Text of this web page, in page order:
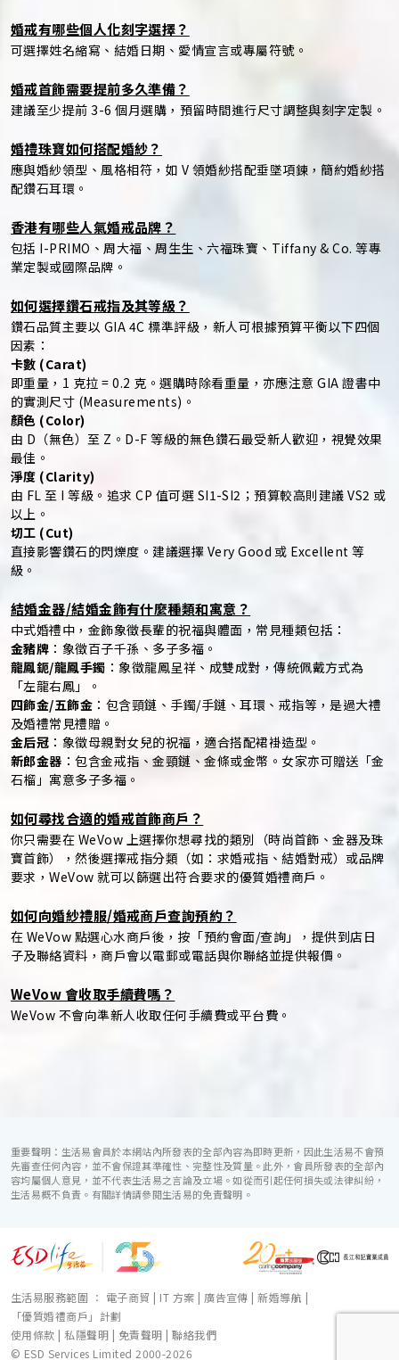
婚戒有哪些個人化刻字選擇？
可選擇姓名縮寫、結婚日期、愛情宣言或專屬符號。
婚戒首飾需要提前多久準備？
建議至少提前 3-6 個月選購，預留時間進行尺寸調整與刻字定製。
婚禮珠寶如何搭配婚紗？
應與婚紗領型、風格相符，如 V 領婚紗搭配垂墜項鍊，簡約婚紗搭
配鑽石耳環。
香港有哪些人氣婚戒品牌？
包括 I-PRIMO、周大福、周生生、六福珠寶、Tiffany & Co. 等專
業定製或國際品牌。
如何選擇鑽石戒指及其等級？
鑽石品質主要以 GIA 4C 標準評級，新人可根據預算平衡以下四個
因素：
卡數 (Carat)
即重量，1 克拉 = 0.2 克。選購時除看重量，亦應注意 GIA 證書中
的實測尺寸 (Measurements)。
顏色 (Color)
由 D（無色）至 Z。D-F 等級的無色鑽石最受新人歡迎，視覺效果
最佳。
淨度 (Clarity)
由 FL 至 I 等級。追求 CP 值可選 SI1-SI2；預算較高則建議 VS2 或
以上。
切工 (Cut)
直接影響鑽石的閃爍度。建議選擇 Very Good 或 Excellent 等
級。
結婚金器/結婚金飾有什麼種類和寓意？
中式婚禮中，金飾象徵長輩的祝福與體面，常見種類包括：
金豬牌 ：象徵百子千孫、多子多福。
龍鳳鈪/龍鳳手鐲 ：象徵龍鳳呈祥、成雙成對，傳統佩戴方式為
「左龍右鳳」。
四飾金/五飾金 ：包含頸鏈、手鐲/手鏈、耳環、戒指等，是過大禮
及婚禮常見禮贈。
金后冠 ：象徵母親對女兒的祝福，適合搭配裙褂造型。
新郎金器 ：包含金戒指、金頸鏈、金條或金幣。女家亦可贈送「金
石榴」寓意多子多福。
如何尋找合適的婚戒首飾商戶？
你只需要在 WeVow 上選擇你想尋找的類別（時尚首飾、金器及珠
寶首飾），然後選擇戒指分類（如：求婚戒指、結婚對戒）或品牌
要求，WeVow 就可以篩選出符合要求的優質婚禮商戶。
如何向婚紗禮服/婚戒商戶查詢預約？
在 WeVow 點選心水商戶後，按「預約會面/查詢」，提供到店日
子及聯絡資料，商戶會以電郵或電話與你聯絡並提供報價。
WeVow 會收取手續費嗎？
WeVow 不會向準新人收取任何手續費或平台費。
重要聲明：生活易會員於本網站內所發表的全部內容為即時更新，因此生活易不會預
先審查任何內容，並不會保證其準確性、完整性及質量。此外，會員所發表的全部內
容均屬個人意見，並不代表生活易之言論及立場。如從而引起任何損失或法律糾紛，
生活易概不負責。有關詳情請參閱生活易的免責聲明。
生活易服務範圍 ： 電子商貿 | IT 方案 | 廣告宣傳 |新婚導航 |
「優質婚禮商戶」計劃
使用條款 |私隱聲明 | 免責聲明 |聯絡我們
© ESD Services Limited 2000-2026